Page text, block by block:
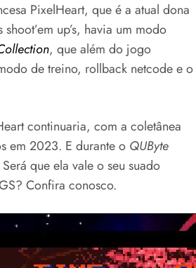
PixelHeart, que é a atual dona
up’s, havia um modo
, que além do jogo
de treino, rollback netcode e o
continuaria, com a coletânea
em 2023. E durante o QUByte
que ela vale o seu suado
Confira conosco.